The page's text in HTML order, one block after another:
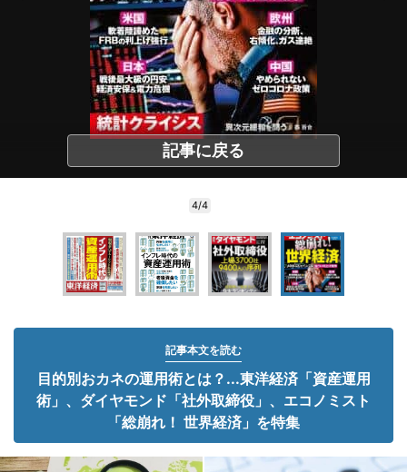
記事に戻る
4/4
記事本文を読む
目的別おカネの運用術とは？...東洋経済「資産運用
術」、ダイヤモンド「社外取締役」、エコノミスト
「総崩れ！ 世界経済」を特集